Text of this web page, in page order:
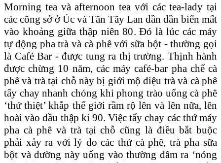
Morning tea và afternoon tea với các tea-lady tại
các công sở ở Úc và Tân Tây Lan dần dần biến mất
vào khoảng giữa thập niên 80. Ðó là lúc các máy
tự động pha trà và cà phê với sữa bột - thường gọi
là Café Bar - được tung ra thị trường. Thịnh hành
được chừng 10 năm, các máy café-bar pha chế cà
phê và trà tại chỗ này bị giới mộ điệu trà và cà phê
tẩy chay nhanh chóng khi phong trào uống cà phê
‘thứ thiệt’ khắp thế giới rầm rộ lên và lên nữa, lên
hoài vào đầu thập kỉ 90. Việc tẩy chay các thứ máy
pha cà phê và trà tại chỗ cũng là điều bắt buộc
phải xảy ra với lý do các thứ cà phê, trà pha sữa
bột và đường này uống vào thường đâm ra ‘nóng